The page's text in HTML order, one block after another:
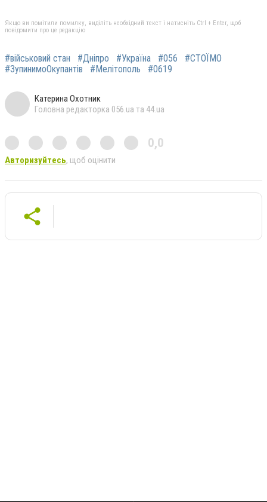
Якщо ви помітили помилку, виділіть необхідний текст і натисніть Ctrl + Enter, щоб
повідомити про це редакцію
#військовий стан #Дніпро #Україна #056
#СТОЇМО
#ЗупинимоОкупантів
#Мелітополь #0619
Катерина Охотник
Головна редакторка 056.ua та 44.ua
0,0
Авторизуйтесь, щоб оцінити